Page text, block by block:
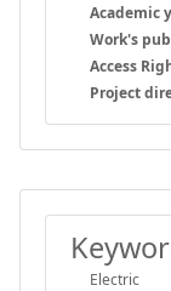
Academic
Work's
Access
Project
Electric